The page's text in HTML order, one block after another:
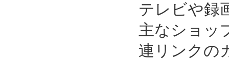
テレビや録
主なショッ
連リンクの